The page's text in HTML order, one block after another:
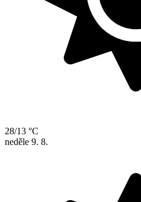
28/13 °C
neděle 9. 8.